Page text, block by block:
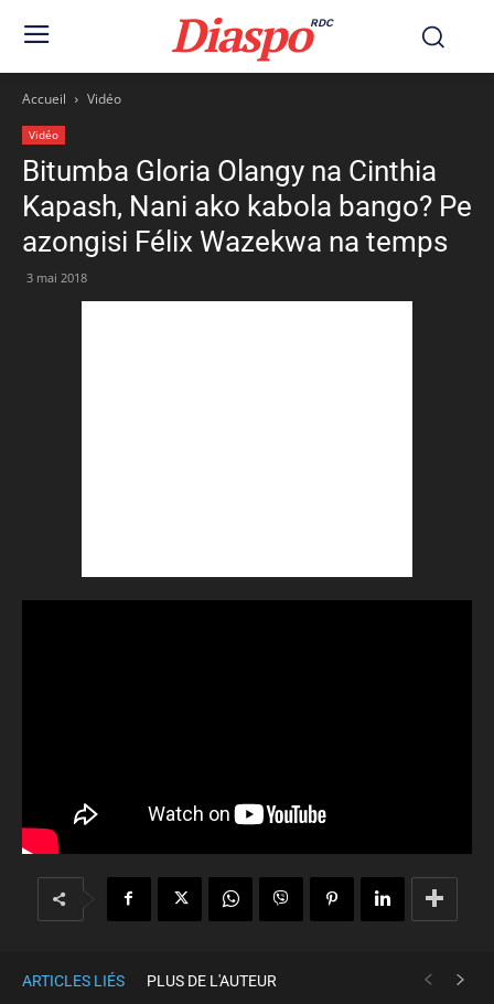
DiaspoRDC
Accueil Vidéo
Vidéo
Bitumba Gloria Olangy na Cinthia
Kapash, Nani ako kabola bango? Pe
azongisi Félix Wazekwa na temps
3 mai 2018
ARTICLES LIÉS PLUS DE L'AUTEUR